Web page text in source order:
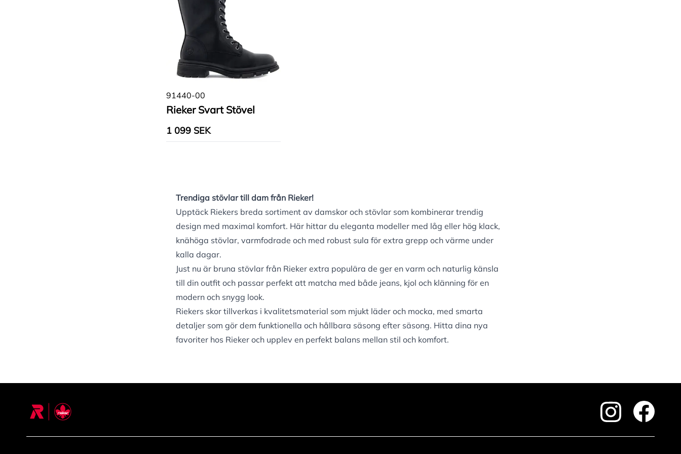
91440-00
Rieker Svart Stövel
1 099 SEK
Trendiga stövlar till dam från Rieker!
Upptäck Riekers breda sortiment av damskor och stövlar som kombinerar trendig
design med maximal komfort. Här hittar du eleganta modeller med låg eller hög klack,
knähöga stövlar, varmfodrade och med robust sula för extra grepp och värme under
kalla dagar.
Just nu är bruna stövlar från Rieker extra populära de ger en varm och naturlig känsla
till din outfit och passar perfekt att matcha med både jeans, kjol och klänning för en
modern och snygg look.
Riekers skor tillverkas i kvalitetsmaterial som mjukt läder och mocka, med smarta
detaljer som gör dem funktionella och hållbara säsong efter säsong. Hitta dina nya
favoriter hos Rieker och upplev en perfekt balans mellan stil och komfort.
footer.instagram